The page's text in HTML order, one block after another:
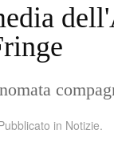
in Notizie.